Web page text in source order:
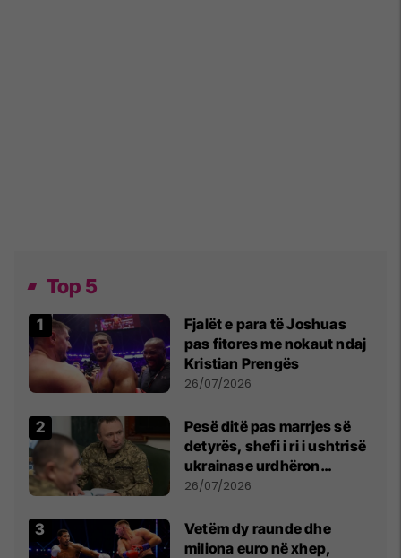
Top 5
Fjalët e para të Joshuas
pas fitores me nokaut ndaj
Kristian Prengës
26/07/2026
Pesë ditë pas marrjes së
detyrës, shefi i ri i ushtrisë
ukrainase urdhëron
kontroll të madh
26/07/2026
Vetëm dy raunde dhe
miliona euro në xhep,